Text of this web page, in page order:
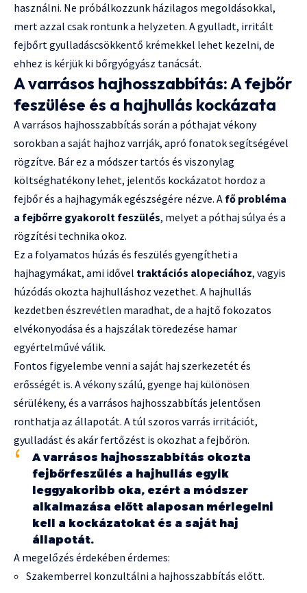
használni. Ne próbálkozzunk házilagos megoldásokkal,
mert azzal csak rontunk a helyzeten. A gyulladt, irritált
fejbőrt gyulladáscsökkentő krémekkel lehet kezelni, de
ehhez is kérjük ki bőrgyógyász tanácsát.
A varrásos hajhosszabbítás: A fejbőr
feszülése és a hajhullás kockázata
A varrásos hajhosszabbítás során a póthajat vékony
sorokban a saját hajhoz varrják, apró fonatok segítségével
rögzítve. Bár ez a módszer tartós és viszonylag
költséghatékony lehet, jelentős kockázatot hordoz a
fejbőr és a hajhagymák egészségére nézve. A fő probléma
a fejbőrre gyakorolt feszülés, melyet a póthaj súlya és a
rögzítési technika okoz.
Ez a folyamatos húzás és feszülés gyengítheti a
hajhagymákat, ami idővel traktációs alopeciához, vagyis
húzódás okozta hajhulláshoz vezethet. A hajhullás
kezdetben észrevétlen maradhat, de a hajtő fokozatos
elvékonyodása és a hajszálak töredezése hamar
egyértelművé válik.
Fontos figyelembe venni a saját haj szerkezetét és
erősségét is. A vékony szálú, gyenge haj különösen
sérülékeny, és a varrásos hajhosszabbítás jelentősen
ronthatja az állapotát. A túl szoros varrás irritációt,
gyulladást és akár fertőzést is okozhat a fejbőrön.
A varrásos hajhosszabbítás okozta
fejbőrfeszülés a hajhullás egyik
leggyakoribb oka, ezért a módszer
alkalmazása előtt alaposan mérlegelni
kell a kockázatokat és a saját haj
állapotát.
A megelőzés érdekében érdemes:
Szakemberrel konzultálni a hajhosszabbítás előtt.